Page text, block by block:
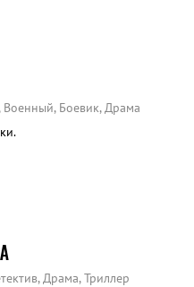
Боевик, Драма
Драма, Триллер